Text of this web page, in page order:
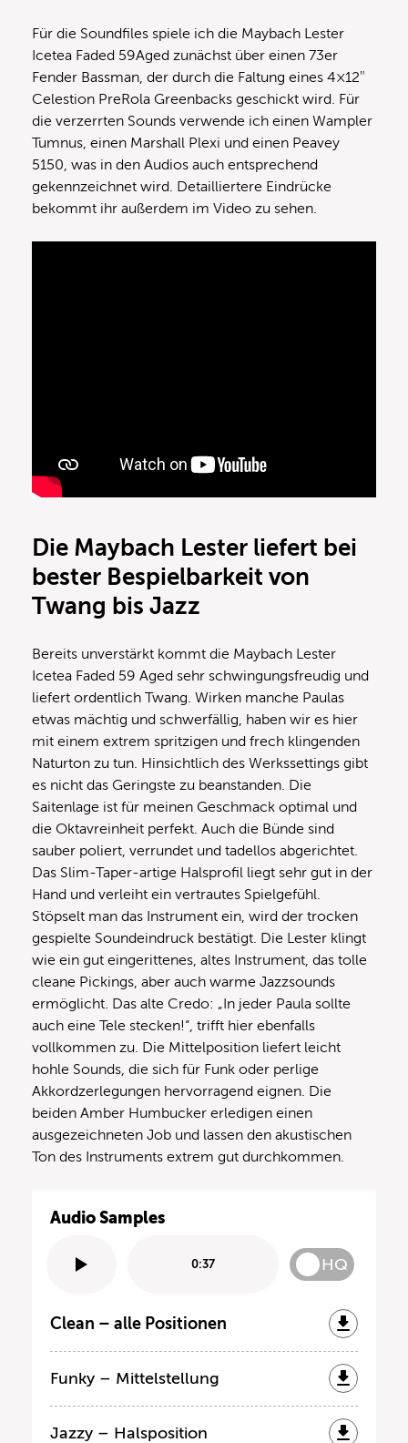
Für die Soundfiles spiele ich die Maybach Lester
Icetea Faded 59Aged zunächst über einen 73er
Fender Bassman, der durch die Faltung eines 4×12″
Celestion PreRola Greenbacks geschickt wird. Für
die verzerrten Sounds verwende ich einen Wampler
Tumnus, einen Marshall Plexi und einen Peavey
5150, was in den Audios auch entsprechend
gekennzeichnet wird. Detailliertere Eindrücke
bekommt ihr außerdem im Video zu sehen.
Die Maybach Lester liefert bei
bester Bespielbarkeit von
Twang bis Jazz
Bereits unverstärkt kommt die Maybach Lester
Icetea Faded 59 Aged sehr schwingungsfreudig und
liefert ordentlich Twang. Wirken manche Paulas
etwas mächtig und schwerfällig, haben wir es hier
mit einem extrem spritzigen und frech klingenden
Naturton zu tun. Hinsichtlich des Werkssettings gibt
es nicht das Geringste zu beanstanden. Die
Saitenlage ist für meinen Geschmack optimal und
die Oktavreinheit perfekt. Auch die Bünde sind
sauber poliert, verrundet und tadellos abgerichtet.
Das Slim-Taper-artige Halsprofil liegt sehr gut in der
Hand und verleiht ein vertrautes Spielgefühl.
Stöpselt man das Instrument ein, wird der trocken
gespielte Soundeindruck bestätigt. Die Lester klingt
wie ein gut eingerittenes, altes Instrument, das tolle
cleane Pickings, aber auch warme Jazzsounds
ermöglicht. Das alte Credo: „In jeder Paula sollte
auch eine Tele stecken!“, trifft hier ebenfalls
vollkommen zu. Die Mittelposition liefert leicht
hohle Sounds, die sich für Funk oder perlige
Akkordzerlegungen hervorragend eignen. Die
beiden Amber Humbucker erledigen einen
ausgezeichneten Job und lassen den akustischen
Ton des Instruments extrem gut durchkommen.
Audio Samples
0:37 HQ
Clean – alle Positionen
Funky – Mittelstellung
Jazzy – Halsposition